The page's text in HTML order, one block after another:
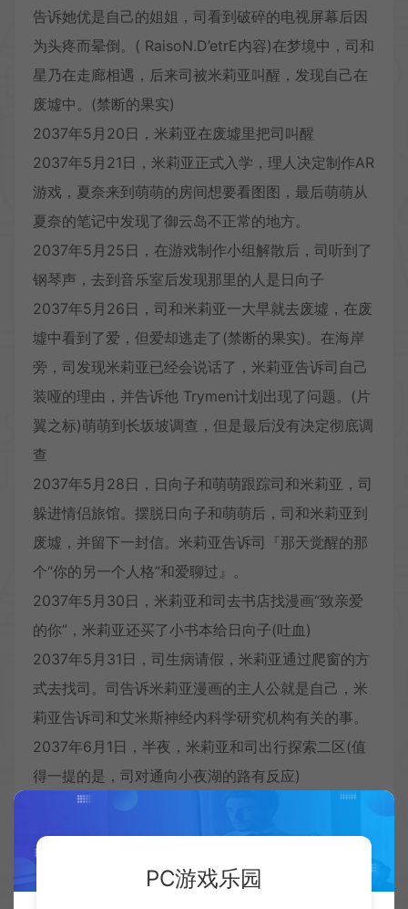
告诉她优是自己的姐姐，司看到破碎的电视屏幕后因
为头疼而晕倒。( RaisoN.D’etrE内容)在梦境中，司和
星乃在走廊相遇，后来司被米莉亚叫醒，发现自己在
废墟中。(禁断的果实)
2037年5月20日，米莉亚在废墟里把司叫醒
2037年5月21日，米莉亚正式入学，理人决定制作AR
游戏，夏奈来到萌萌的房间想要看图图，最后萌萌从
夏奈的笔记中发现了御云岛不正常的地方。
2037年5月25日，在游戏制作小组解散后，司听到了
钢琴声，去到音乐室后发现那里的人是日向子
2037年5月26日，司和米莉亚一大早就去废墟，在废
墟中看到了爱，但爱却逃走了(禁断的果实)。在海岸
旁，司发现米莉亚已经会说话了，米莉亚告诉司自己
装哑的理由，并告诉他 Trymen计划出现了问题。(片
翼之标)萌萌到长坂坡调查，但是最后没有决定彻底调
查
2037年5月28日，日向子和萌萌跟踪司和米莉亚，司
躲进情侣旅馆。摆脱日向子和萌萌后，司和米莉亚到
废墟，并留下一封信。米莉亚告诉司『那天觉醒的那
个“你的另一个人格”和爱聊过』。
2037年5月30日，米莉亚和司去书店找漫画“致亲爱
的你”，米莉亚还买了小书本给日向子(吐血)
2037年5月31日，司生病请假，米莉亚通过爬窗的方
式去找司。司告诉米莉亚漫画的主人公就是自己，米
莉亚告诉司和艾米斯神经内科学研究机构有关的事。
2037年6月1日，半夜，米莉亚和司出行探索二区(值
得一提的是，司对通向小夜湖的路有反应)
2037年6月2日，米莉亚和司在月乃海岸碰到了优，
优告诉司他过去的事(司本来就有大脑疾病，因为六年
前的一场事故，陷入了植物人的状态，为了控制疾
病，制定了 Trymen计划，司醒来后却失忆了)(片翼
PC游戏乐园